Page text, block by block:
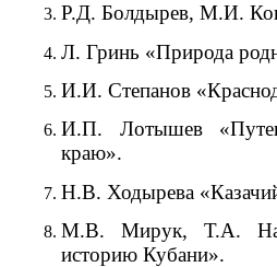
Р.Д. Болдырев, М.И.
Л. Гринь «Природа
И.И. Степанов
И.П. Лотышев
краю».
Н.В. Ходырева
М.В. Мирук, Т.А.
историю Кубани».